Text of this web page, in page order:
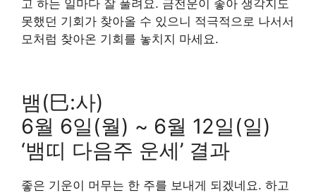
고 하는 일마다 잘 풀려요. 금전운이 좋아 생각지도
못했던 기회가 찾아올 수 있으니 적극적으로 나서서
모처럼 찾아온 기회를 놓치지 마세요.
뱀(巳:사)
6월 6일(월) ~ 6월 12일(일)
‘뱀띠 다음주 운세’ 결과
좋은 기운이 머무는 한 주를 보내게 되겠네요. 하고